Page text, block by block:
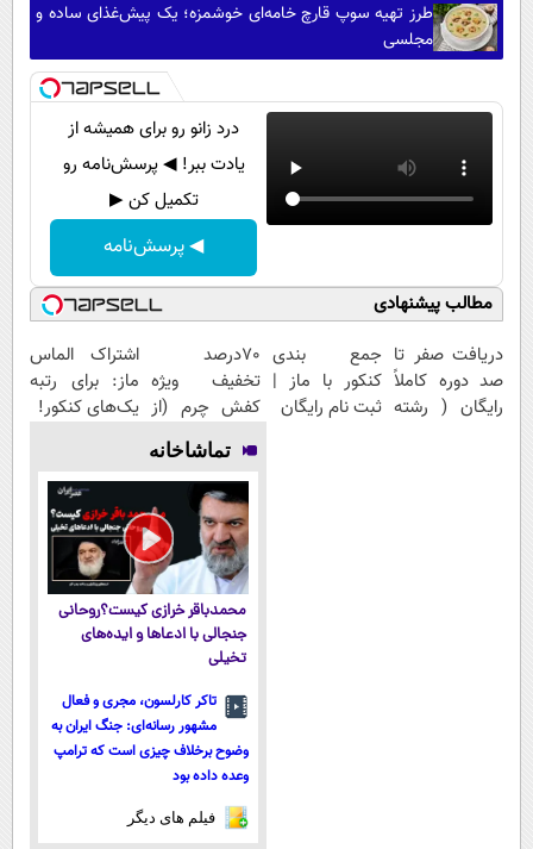
طرز تهیه سوپ قارچ خامه‌ای خوشمزه؛ یک پیش‌غذای ساده و
مجلسی
درد زانو رو برای همیشه از
یادت ببر! ◀ پرسش‌نامه رو
تکمیل کن ▶
◀ پرسش‌نامه
مطالب پیشنهادی
دریافت صفر تا
صد دوره کاملاً
رایگان ( رشته
جمع بندی
کنکور با ماز |
ثبت نام رایگان
70درصد
تخفیف ویژه
کفش چرم (از
دستش نده)
اشتراک الماس
ماز: برای رتبه
یک‌های کنکور!
تماشاخانه
محمدباقر خرازی کیست؟روحانی
جنجالی با ادعاها و ایده‌های
تخیلی
تاکر کارلسون، مجری و فعال
مشهور رسانه‌ای: جنگ ایران به
وضوح برخلاف چیزی است که ترامپ
وعده داده بود
فیلم های دیگر